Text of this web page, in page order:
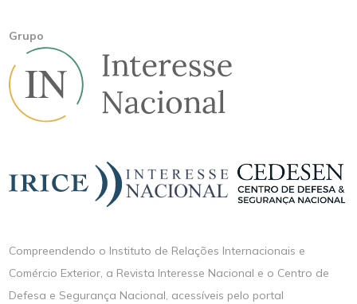
Grupo
Compreendendo o Instituto de Relações Internacionais e
Comércio Exterior, a Revista Interesse Nacional e o Centro de
Defesa e Segurança Nacional, acessíveis pelo portal